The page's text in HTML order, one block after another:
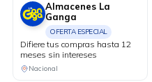
Almacenes La
Ganga
OFERTA ESPECIAL
Difiere tus compras hasta 12
meses sin intereses
Nacional